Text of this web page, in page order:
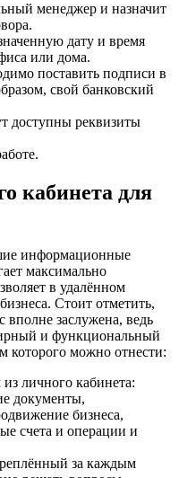
менеджер и назначит
дату и время
или дома.
поставить подписи в
свой банковский
доступны реквизиты
кабинета для
информационные
максимально
в удалённом
Стоит отметить,
вполне заслужена, ведь
и функциональный
которого можно отнести:
личного кабинета:
документы,
бизнеса,
счета и операции и
за каждым